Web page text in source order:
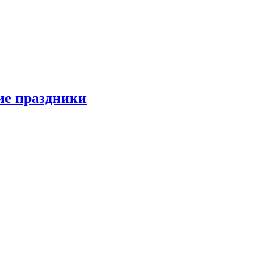
праздники